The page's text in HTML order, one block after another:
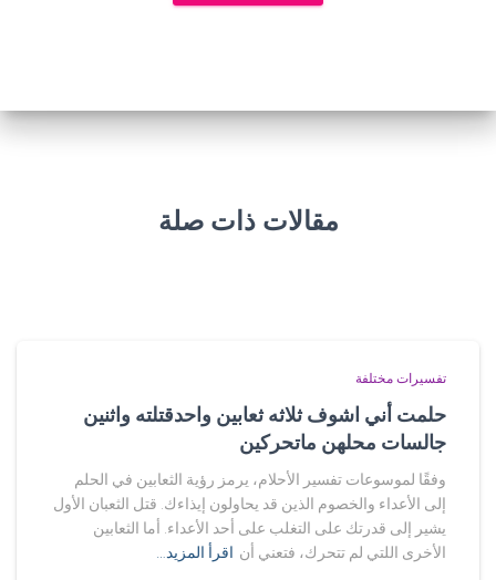
مقالات ذات صلة
تفسيرات مختلفة
حلمت أني اشوف ثلاثه ثعابين واحدقتلته واثنين
جالسات محلهن ماتحركين
وفقًا لموسوعات تفسير الأحلام، يرمز رؤية الثعابين في الحلم
إلى الأعداء والخصوم الذين قد يحاولون إيذاءك. قتل الثعبان الأول
يشير إلى قدرتك على التغلب على أحد الأعداء. أما الثعابين
الأخرى اللتي لم تتحرك، فتعني أن اقرأ المزيد…